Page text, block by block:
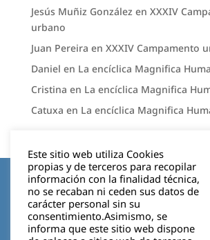
Jesús Muñiz González en XXXIV
urbano
Juan Pereira en XXXIV Campamento
Daniel en La encíclica Magnifica
Cristina en La encíclica Magnifica
Catuxa en La encíclica Magnifica
Aviso legal
Política de privacidad
Cookies
Este sitio web utiliza Cookies
propias y de terceros para recopilar
información con la finalidad técnica,
no se recaban ni ceden sus datos de
carácter personal sin su
consentimiento.Asimismo, se
informa que este sitio web dispone